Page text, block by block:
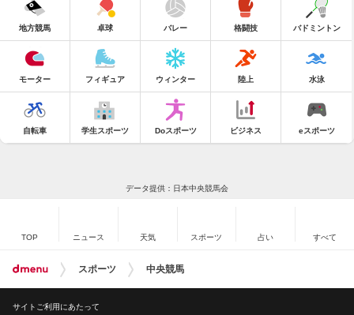
地方競馬 卓球 バレー 格闘技 バドミントン
モーター フィギュア ウィンター 陸上 水泳
自転車 学生スポーツ Doスポーツ ビジネス eスポーツ
データ提供：日本中央競馬会
TOP ニュース 天気 スポーツ 占い すべて
スポーツ 中央競馬
サイトご利用にあたって